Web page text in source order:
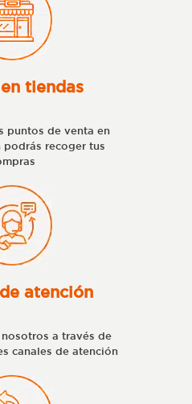
tiendas
puntos de venta en
recoger tus
atención
a través de
canales de atención